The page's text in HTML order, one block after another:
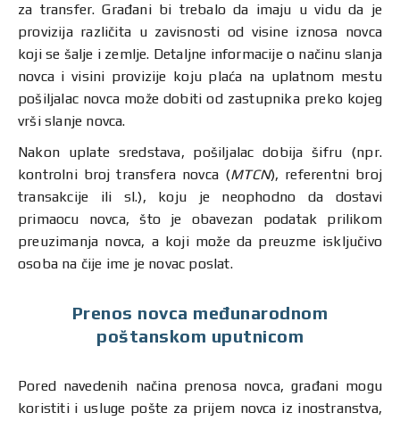
za transfer. Građani bi trebalo da imaju u vidu da je
provizija različita u zavisnosti od visine iznosa novca
koji se šalje i zemlje. Detaljne informacije o načinu slanja
novca i visini provizije koju plaća na uplatnom mestu
pošiljalac novca može dobiti od zastupnika preko kojeg
vrši slanje novca.
Nakon uplate sredstava, pošiljalac dobija šifru (npr.
kontrolni broj transfera novca (MTCN), referentni broj
transakcije ili sl.), koju je neophodno da dostavi
primaocu novca, što je obavezan podatak prilikom
preuzimanja novca, a koji može da preuzme isključivo
osoba na čije ime je novac poslat.
Prenos novca međunarodnom
poštanskom uputnicom
Pored navedenih načina prenosa novca, građani mogu
koristiti i usluge pošte za prijem novca iz inostranstva,